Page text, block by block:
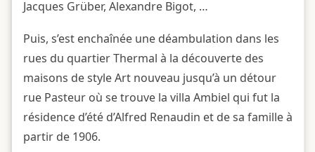
Jacques Grüber, Alexandre Bigot, …
Puis, s’est enchaînée une déambulation dans les
rues du quartier Thermal à la découverte des
maisons de style Art nouveau jusqu’à un détour
rue Pasteur où se trouve la villa Ambiel qui fut la
résidence d’été d’Alfred Renaudin et de sa famille à
partir de 1906.